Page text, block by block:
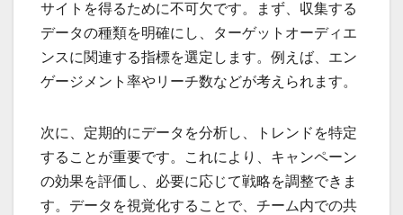
サイトを得るために不可欠です。まず、収集する
データの種類を明確にし、ターゲットオーディエ
ンスに関連する指標を選定します。例えば、エン
ゲージメント率やリーチ数などが考えられます。
次に、定期的にデータを分析し、トレンドを特定
することが重要です。これにより、キャンペーン
の効果を評価し、必要に応じて戦略を調整できま
す。データを視覚化することで、チーム内での共